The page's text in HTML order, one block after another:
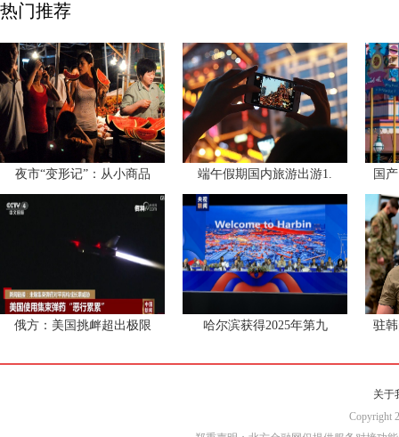
热门推荐
夜市“变形记”：从小商品 端午假期国内旅游出游1. 国
俄方：美国挑衅超出极限 哈尔滨获得2025年第九 驻
关于
Copyright